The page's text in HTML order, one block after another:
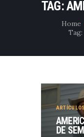
TAG:
Home
CRÍTICAS
ARTÍCULOS
EQUIPOARTÍCULOS
DE